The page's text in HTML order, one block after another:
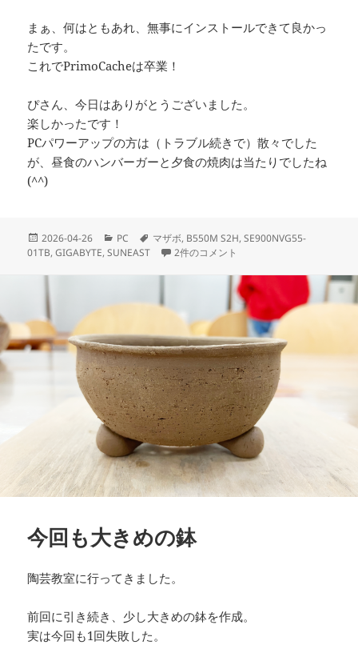
まぁ、何はともあれ、無事にインストールできて良かっ
たです。
これでPrimoCacheは卒業！
ぴさん、今日はありがとうございました。
楽しかったです！
PCパワーアップの方は（トラブル続きで）散々でした
が、昼食のハンバーガーと夕食の焼肉は当たりでしたね
(^^)
投
稿
2026-04-26
カ
テ
PC
タ
グ
マザボ, B550M S2H,SE900NVG55-
01TB,GIGABYTE,SUNEAST ゲーミングPCのマザボを交換、あとSSD
2件のコメント
今回も大きめの鉢
陶芸教室に行ってきました。
前回に引き続き、少し大きめの鉢を作成。
実は今回も1回失敗した。